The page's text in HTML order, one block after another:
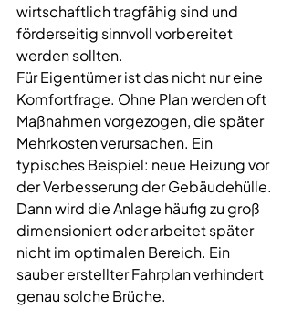
wirtschaftlich tragfähig sind und
förderseitig sinnvoll vorbereitet
werden sollten.
Für Eigentümer ist das nicht nur eine
Komfortfrage. Ohne Plan werden oft
Maßnahmen vorgezogen, die später
Mehrkosten verursachen. Ein
typisches Beispiel: neue Heizung vor
der Verbesserung der Gebäudehülle.
Dann wird die Anlage häufig zu groß
dimensioniert oder arbeitet später
nicht im optimalen Bereich. Ein
sauber erstellter Fahrplan verhindert
genau solche Brüche.